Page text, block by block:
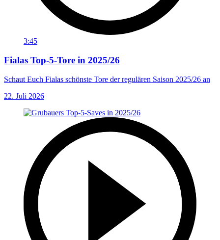
3:45
Fialas Top-5-Tore in 2025/26
Schaut Euch Fialas schönste Tore der regulären Saison 2025/26 an
22. Juli 2026